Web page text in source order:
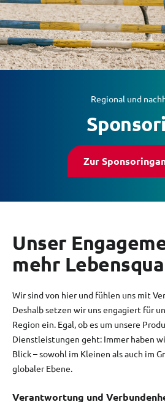
Regional und
Zur
Unser
mehr
Wir sind von hier und fühlen uns mit
Deshalb setzen wir uns engagiert für
Region ein. Egal, ob es um unsere
Dienstleistungen geht: Immer haben
Blick – sowohl im Kleinen als auch im
globaler Ebene.
Verantwortung und